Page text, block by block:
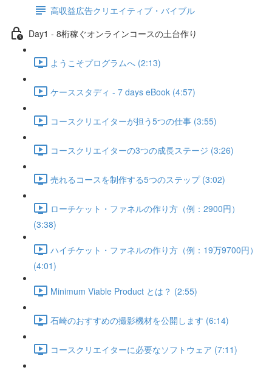
高収益広告クリエイティブ・バイブル
Day1 - 8桁稼ぐオンラインコースの土台作り
ようこそプログラムへ (2:13)
ケーススタディ - 7 days eBook (4:57)
コースクリエイターが担う5つの仕事 (3:55)
コースクリエイターの3つの成長ステージ (3:26)
売れるコースを制作する5つのステップ (3:02)
ローチケット・ファネルの作り方（例：2900円）
(3:38)
ハイチケット・ファネルの作り方（例：19万9700円）
(4:01)
Minimum Viable Product とは？ (2:55)
石崎のおすすめの撮影機材を公開します (6:14)
コースクリエイターに必要なソフトウェア (7:11)